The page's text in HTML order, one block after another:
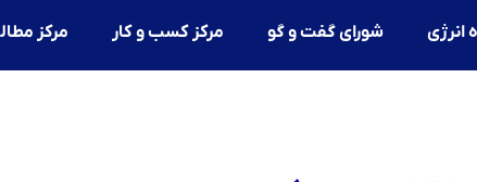
انرژی شورای گفت و گو مرکز کسب و کار مرکز